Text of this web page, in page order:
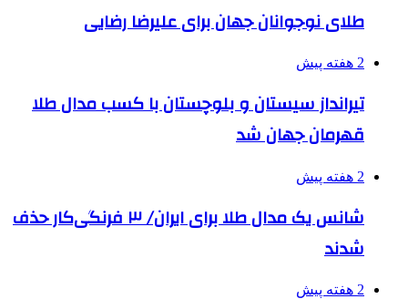
طلای نوجوانان جهان برای علیرضا رضایی
2 هفته پیش
تیرانداز سیستان و بلوچستان با کسب مدال طلا
قهرمان جهان شد
2 هفته پیش
شانس یک مدال طلا برای ایران/ ۳ فرنگی‌کار حذف
شدند
2 هفته پیش